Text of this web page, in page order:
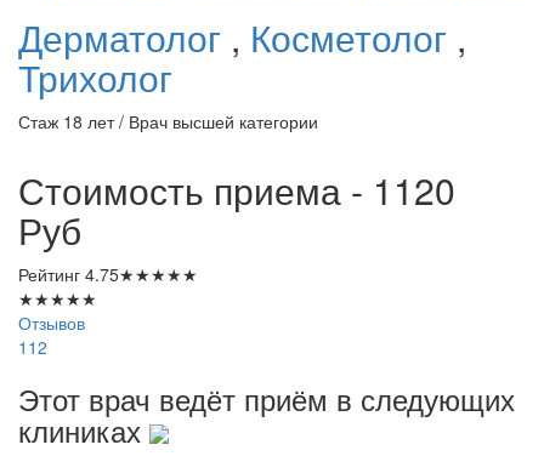
Дерматолог , Косметолог ,
Трихолог
Стаж 18 лет / Врач высшей категории
Стоимость приема - 1120
Руб
Рейтинг 4.75★★★★★
★★★★★
Отзывов
112
Этот врач ведёт приём в следующих
клиниках